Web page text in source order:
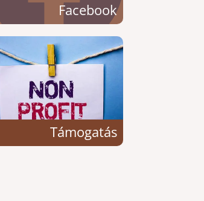
Facebook
Támogatás